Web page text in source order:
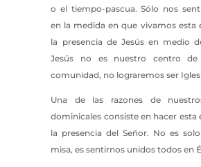
o el tiempo-pascua. Sólo nos
en la medida en que vivamos esta
la presencia de Jesús en medio
Jesús no es nuestro centro
comunidad, no lograremos ser
Una de las razones de
dominicales consiste en hacer esta
la presencia del Señor. No es
misa, es sentirnos unidos todos en